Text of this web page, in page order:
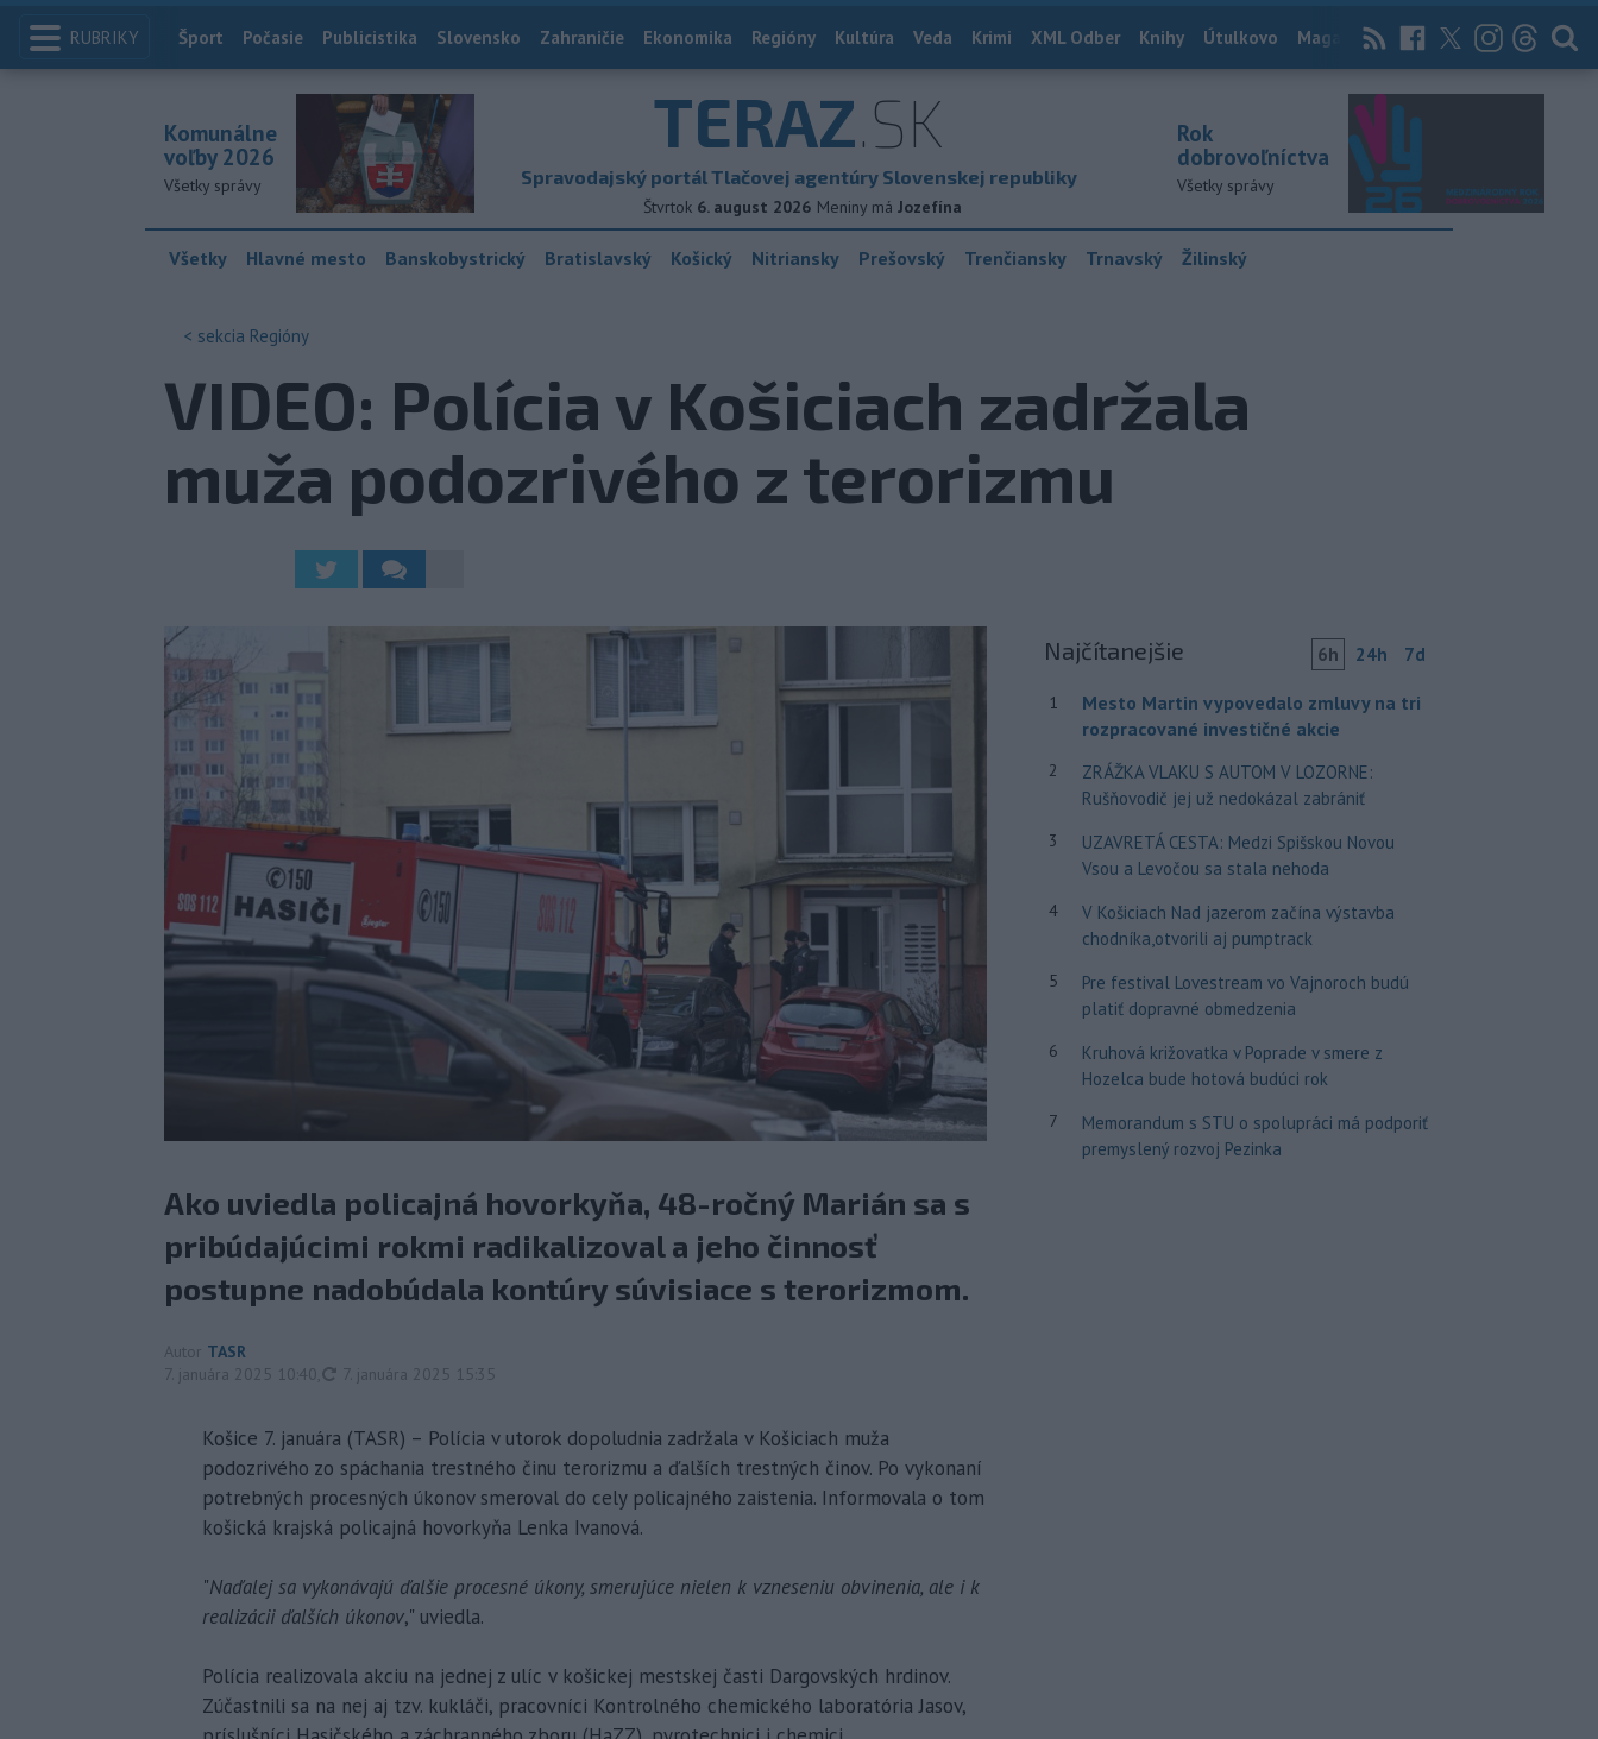
RUBRIKY Index
Šport Počasie Publicistika Slovensko Zahraničie Ekonomika Regióny Kultúra Veda Krimi XML Odber Knihy Útulkovo Magazín News Now Archív
TERAZ.SK
Spravodajský portál Tlačovej agentúry Slovenskej republiky
Štvrtok 6. august 2026 Meniny má Jozefína
Komunálne
voľby 2026
Všetky správy
Rok
dobrovoľníctva
Všetky správy
Všetky Hlavné mesto Banskobystrický Bratislavský Košický Nitriansky Prešovský Trenčiansky Trnavský Žilinský
< sekcia Regióny
VIDEO: Polícia v Košiciach zadržala
muža podozrivého z terorizmu
Ako uviedla policajná hovorkyňa, 48-ročný Marián sa s
pribúdajúcimi rokmi radikalizoval a jeho činnosť
postupne nadobúdala kontúry súvisiace s terorizmom.
Autor TASR
7. januára 2025 10:40
aktualizované
7. januára 2025 15:35
Košice 7. januára (TASR) – Polícia v utorok dopoludnia zadržala v Košiciach muža
podozrivého zo spáchania trestného činu terorizmu a ďalších trestných činov. Po vykonaní
potrebných procesných úkonov smeroval do cely policajného zaistenia. Informovala o tom
košická krajská policajná hovorkyňa Lenka Ivanová.
"Naďalej sa vykonávajú ďalšie procesné úkony, smerujúce nielen k vzneseniu obvinenia, ale i k
realizácii ďalších úkonov," uviedla.
Polícia realizovala akciu na jednej z ulíc v košickej mestskej časti Dargovských hrdinov.
Zúčastnili sa na nej aj tzv. kukláči, pracovníci Kontrolného chemického laboratória Jasov,
Najčítanejšie 6h 24h 7d
1
Mesto Martin vypovedalo zmluvy na tri
rozpracované investičné akcie
2
ZRÁŽKA VLAKU S AUTOM V LOZORNE:
Rušňovodič jej už nedokázal zabrániť
3
UZAVRETÁ CESTA: Medzi Spišskou Novou
Vsou a Levočou sa stala nehoda
4
V Košiciach Nad jazerom začína výstavba
chodníka,otvorili aj pumptrack
5
Pre festival Lovestream vo Vajnoroch budú
platiť dopravné obmedzenia
6
Kruhová križovatka v Poprade v smere z
Hozelca bude hotová budúci rok
7
Memorandum s STU o spolupráci má podporiť
premyslený rozvoj Pezinka